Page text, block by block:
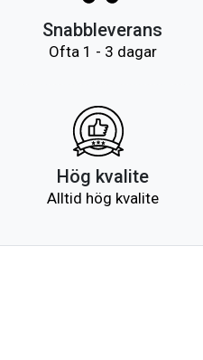
Snabbleverans
Ofta 1 - 3 dagar
Hög kvalite
Alltid hög kvalite